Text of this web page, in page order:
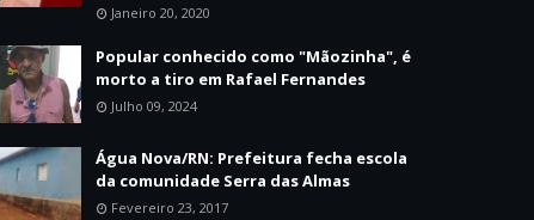
Janeiro 20, 2020
Popular conhecido como "Mãozinha", é
morto a tiro em Rafael Fernandes
Julho 09, 2024
Água Nova/RN: Prefeitura fecha escola
da comunidade Serra das Almas
Fevereiro 23, 2017